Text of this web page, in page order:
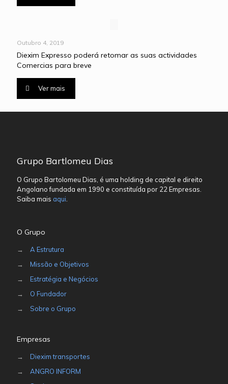
Outubro 4, 2019
Diexim Expresso poderá retomar as suas actividades
Comercias para breve
Ver mais
Grupo Bartlomeu Dias
O Grupo Bartolomeu Dias, é uma holding de capital e direito
Angolano fundada em 1990 e constituída por 22 Empresas.
Saiba mais aqui
O Grupo
→
A Estrutura
→
Missão e Objetivos
→
Estratégia e Negócios
→
O Fundador
→
Sobre o Grupo
Empresas
→
Diexim transportes
→
ANGRO INFORM